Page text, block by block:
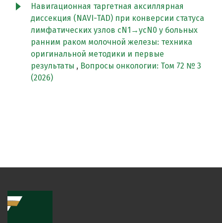
Навигационная таргетная аксиллярная
диссекция (NAVI-TAD) при конверсии статуса
лимфатических узлов cN1→ycN0 у больных
ранним раком молочной железы: техника
оригинальной методики и первые
результаты , Вопросы онкологии: Том 72 № 3
(2026)